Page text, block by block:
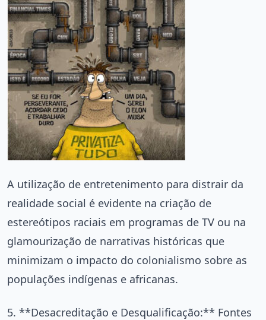
A utilização de entretenimento para distrair da
realidade social é evidente na criação de
estereótipos raciais em programas de TV ou na
glamourização de narrativas históricas que
minimizam o impacto do colonialismo sobre as
populações indígenas e africanas.
5. **Desacreditação e Desqualificação:** Fontes